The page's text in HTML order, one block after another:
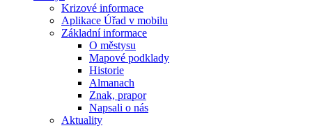
Krizové informace
Aplikace Úřad v mobilu
Základní informace
O městysu
Mapové podklady
Historie
Almanach
Znak, prapor
Napsali o nás
Aktuality